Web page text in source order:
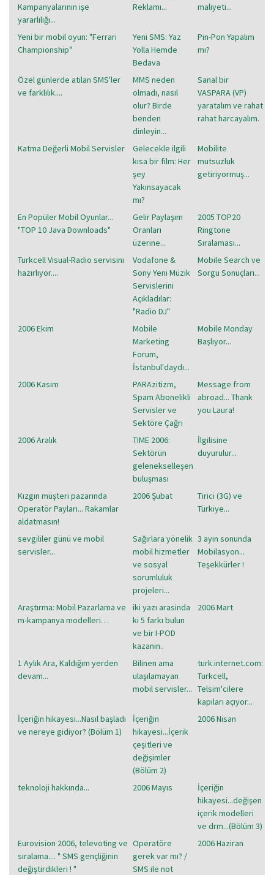
Kampanyalarının işe
yararlılığı...
Reklamı...
maliyeti...
Yeni bir mobil oyun: "Ferrari
Championship"
Yeni SMS: Yaz
Yolla Hemde
Bedava
Pin-Pon Yapalım
mı?
Özel günlerde atılan SMS'ler
ve farklılık....
MMS neden
olmadı, nasıl
olur? Birde
benden
dinleyin...
Sanal bir
VASPARA (VP)
yaratalım ve rahat
rahat harcayalım.
Katma Değerli Mobil Servisler
Gelecekle ilgili
kısa bir film: Her
şey
Yakınsayacak
mı?
Mobilite
mutsuzluk
getiriyormuş...
En Popüler Mobil Oyunlar...
"TOP 10 Java Downloads"
Gelir Paylaşım
Oranları
üzerine...
2005 TOP20
Ringtone
Sıralaması...
Turkcell Visual-Radio servisini
hazırlıyor....
Vodafone &
Sony Yeni Müzik
Servislerini
Açıkladılar:
"Radio DJ"
Mobile Search ve
Sorgu Sonuçları...
2006 Ekim
Mobile
Marketing
Forum,
İstanbul'daydı...
Mobile Monday
Başlıyor...
2006 Kasım
PARAzitizm,
Spam Abonelikli
Servisler ve
Sektöre Çağrı
Message from
abroad... Thank
you Laura!
2006 Aralık
TIME 2006:
Sektörün
gelenekselleşen
buluşması
İlgilisine
duyurulur...
Kızgın müşteri pazarında
Operatör Payları... Rakamlar
aldatmasın!
2006 Şubat
Tirici (3G) ve
Türkiye...
sevgililer günü ve mobil
servisler...
Sağırlara yönelik
mobil hizmetler
ve sosyal
sorumluluk
projeleri...
3 ayın sonunda
Mobilasyon...
Teşekkürler !
Araştırma: Mobil Pazarlama ve
m-kampanya modelleri…
iki yazı arasinda
ki 5 farkı bulun
ve bir I-POD
kazanın..
2006 Mart
1 Aylık Ara, Kaldığım yerden
devam...
Bilinen ama
ulaşılamayan
mobil servisler...
turk.internet.com:
Turkcell,
Telsim'cilere
kapıları açıyor...
İçeriğin hikayesi...Nasıl başladı
ve nereye gidiyor? (Bölüm 1)
İçeriğin
hikayesi...İçerik
çeşitleri ve
değişimler
(Bölüm 2)
2006 Nisan
teknoloji hakkında... 2006 Mayıs
İçeriğin
hikayesi...değişen
içerik modelleri
ve drm...(Bölüm 3)
Eurovision 2006, televoting ve
sıralama.... " SMS gençliğinin
değiştirdikleri ! "
Operatöre
gerek var mı? /
SMS ile not
2006 Haziran